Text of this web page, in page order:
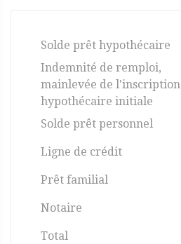
Solde prêt hypothécaire
Indemnité de remploi,
mainlevée de l'inscription
hypothécaire initiale
Solde prêt personnel
Ligne de crédit
Prêt familial
Notaire
Total